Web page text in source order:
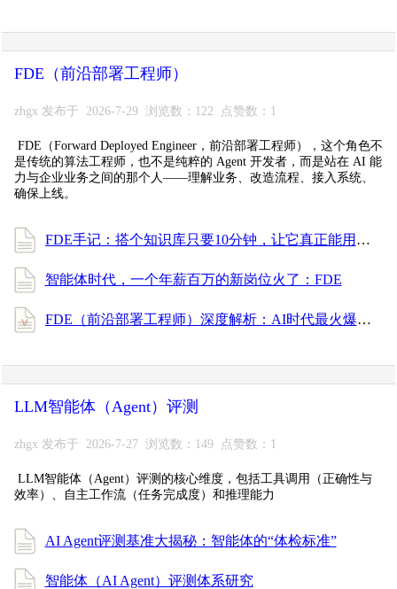
FDE（前沿部署工程师）
zhgx 发布于 2026-7-29 浏览数：122 点赞数：1
FDE（Forward Deployed Engineer，前沿部署工程师），这个角色不
是传统的算法工程师，也不是纯粹的 Agent 开发者，而是站在 AI 能
力与企业业务之间的那个人——理解业务、改造流程、接入系统、
确保上线。
FDE手记：搭个知识库只要10分钟，让它真正能用却花了一周
智能体时代，一个年薪百万的新岗位火了：FDE
FDE（前沿部署工程师）深度解析：AI时代最火爆的新型技术人才
LLM智能体（Agent）评测
zhgx 发布于 2026-7-27 浏览数：149 点赞数：1
LLM智能体（Agent）评测的核心维度，包括工具调用（正确性与
效率）、自主工作流（任务完成度）和推理能力
AI Agent评测基准大揭秘：智能体的“体检标准”
智能体（AI Agent）评测体系研究